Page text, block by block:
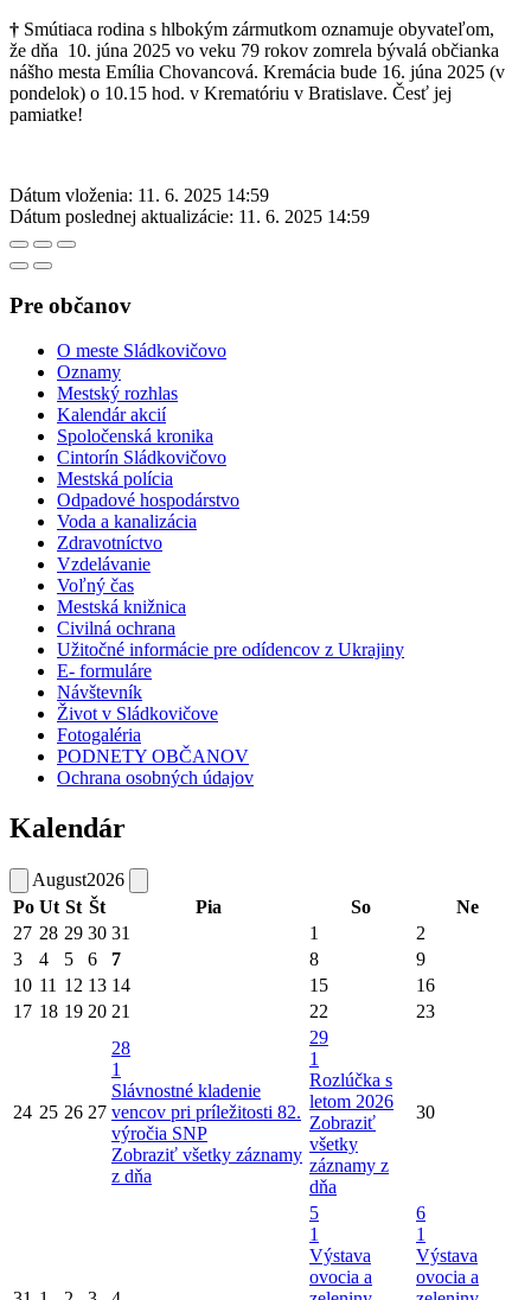
† Smútiaca rodina s hlbokým zármutkom oznamuje obyvateľom,
že dňa 10. júna 2025 vo veku 79 rokov zomrela bývalá občianka
nášho mesta Emília Chovancová. Kremácia bude 16. júna 2025 (v
pondelok) o 10.15 hod. v Krematóriu v Bratislave. Česť jej
pamiatke!
Dátum vloženia: 11. 6. 2025 14:59
Dátum poslednej aktualizácie: 11. 6. 2025 14:59
Pre občanov
O meste Sládkovičovo
Oznamy
Mestský rozhlas
Kalendár akcií
Spoločenská kronika
Cintorín Sládkovičovo
Mestská polícia
Odpadové hospodárstvo
Voda a kanalizácia
Zdravotníctvo
Vzdelávanie
Voľný čas
Mestská knižnica
Civilná ochrana
Užitočné informácie pre odídencov z Ukrajiny
E- formuláre
Návštevník
Život v Sládkovičove
Fotogaléria
PODNETY OBČANOV
Ochrana osobných údajov
Kalendár
August2026
Po Ut St Št Pia So
Ne
27 28 29 30 31 1
2
3
4 5 6 7 8
9
10 11 12 13 14 15
16
17 18 19 20 21 22 23
24 25 26 27
28
1
Slávnostné kladenie
vencov pri príležitosti 82.
výročia SNP
Zobraziť všetky záznamy
z dňa
29
1
Rozlúčka s
letom 2026
Zobraziť
všetky
záznamy z
dňa
30
5
1
Výstava
ovocia a
6
1
Výstava
ovocia a